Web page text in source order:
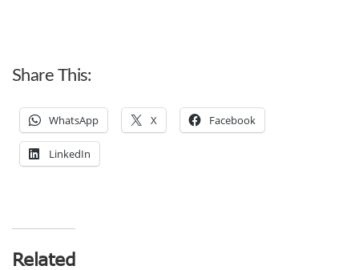
Share This:
WhatsApp X Facebook
LinkedIn
Related